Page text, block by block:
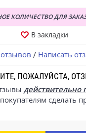
КОЛИЧЕСТВО ДЛЯ
В закладки
/ Написать
ПОЖАЛУЙСТА,
действительно
сделать